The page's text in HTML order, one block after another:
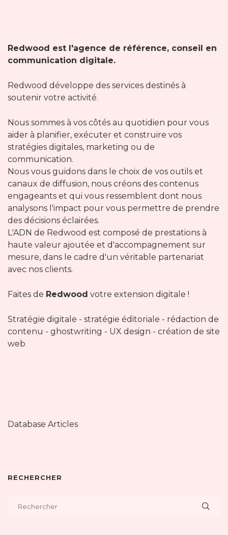
Redwood est l'agence de référence, conseil en
communication digitale.
Redwood développe des services destinés à
soutenir votre activité.
Nous sommes à vos côtés au quotidien pour vous
aider à planifier, exécuter et construire vos
stratégies digitales, marketing ou de
communication.
Nous vous guidons dans le choix de vos outils et
canaux de diffusion, nous créons des contenus
engageants et qui vous ressemblent dont nous
analysons l'impact pour vous permettre de prendre
des décisions éclairées.
L'ADN de Redwood est composé de prestations à
haute valeur ajoutée et d'accompagnement sur
mesure, dans le cadre d'un véritable partenariat
avec nos clients.
Faites de Redwood votre extension digitale !
Stratégie digitale - stratégie éditoriale - rédaction de
contenu - ghostwriting - UX design - création de site
web
Database Articles
RECHERCHER